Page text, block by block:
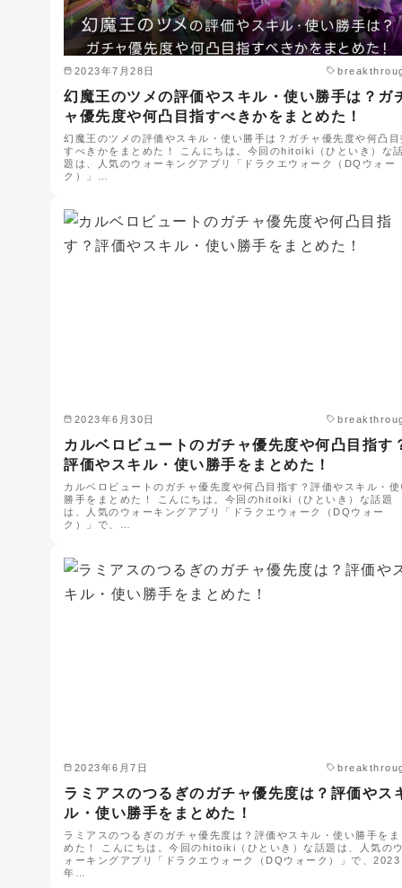
2023年7月28日
幻魔王のツメの評価やスキル・使い勝手は？ガ
ャ優先度や何凸目指すべきかをまとめた！
幻魔王のツメの評価やスキル・使い勝手は？ガチャ優先度や何凸目
すべきかをまとめた！ こんにちは。今回のhitoiki（ひといき）な話
題は、人気のウォーキングアプリ「ドラクエウォーク（DQウォー
ク）」…
2023年6月30日
カルベロビュートのガチャ優先度や何凸目指す
評価やスキル・使い勝手をまとめた！
カルベロビュートのガチャ優先度や何凸目指す？評価やスキル・使
勝手をまとめた！ こんにちは。今回のhitoiki（ひといき）な話題
は、人気のウォーキングアプリ「ドラクエウォーク（DQウォー
ク）」で、…
2023年6月7日
ラミアスのつるぎのガチャ優先度は？評価やス
ル・使い勝手をまとめた！
ラミアスのつるぎのガチャ優先度は？評価やスキル・使い勝手をま
めた！ こんにちは。今回のhitoiki（ひといき）な話題は、人気のウ
ォーキングアプリ「ドラクエウォーク（DQウォーク）」で、2023
年…